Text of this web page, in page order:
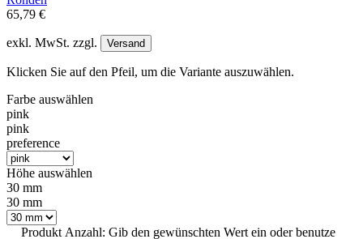
65,79 €
exkl. MwSt. zzgl. Versand
Klicken Sie auf den Pfeil, um die Variante auszuwählen.
Farbe auswählen
pink
pink
preference
Höhe auswählen
30 mm
30 mm
Produkt Anzahl: Gib den gewünschten Wert ein oder benutze